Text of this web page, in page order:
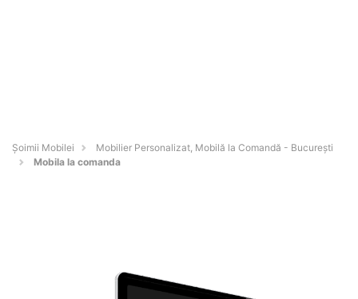
Șoimii Mobilei
Mobilier Personalizat, Mobilă la Comandă - Bucureşti
Mobila la comanda